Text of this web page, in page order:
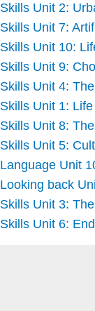
Skills Unit 2:
Skills Unit 7:
Skills Unit 10:
Skills Unit 9:
Skills Unit 4:
Skills Unit 1:
Skills Unit 8:
Skills Unit 5:
Language Unit
Looking back
Skills Unit 3:
Skills Unit 6: